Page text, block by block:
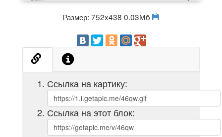
Размер: 752x438 0.03Мб
Ссылка на картику:
Ссылка на этот блок: